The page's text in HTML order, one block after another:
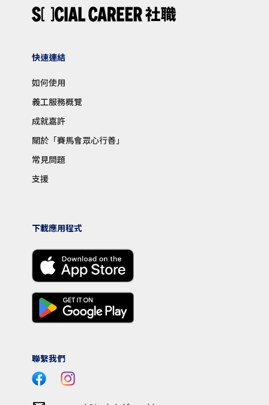
快速連結
如何使用
義工服務概覽
成就嘉許
關於「賽馬會眾心行善」
常見問題
支援
下載應用程式
聯繫我們